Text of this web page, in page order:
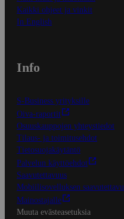
Kaikki ohjeet ja vinkit
In English
Info
S-Business yrityksille
Oiva-raportit
Osuuskauppojen yhteystiedot
Tilaus- ja toimitusehdot
Tietosuojakäytäntö
Palvelun käyttöehdot
Saavutettavuus
Mobiilisovelluksen
Mainostajalle
Muuta evästeasetuksia